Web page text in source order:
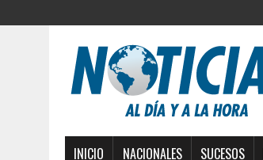
INICIO NACIONALES SUCESOS